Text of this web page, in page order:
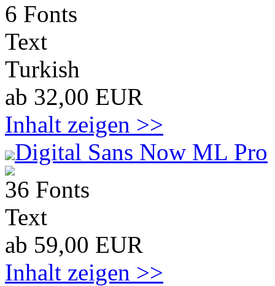
6 Fonts
Text
Turkish
ab 32,00 EUR
Inhalt zeigen >>
Digital Sans Now ML Pro
36 Fonts
Text
ab 59,00 EUR
Inhalt zeigen >>